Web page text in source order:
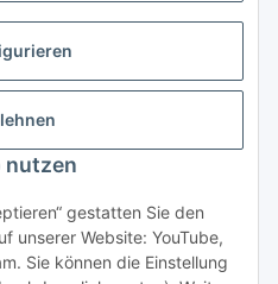
nutzen
gestatten Sie den
unserer Website: YouTube,
Sie können die Einstellung